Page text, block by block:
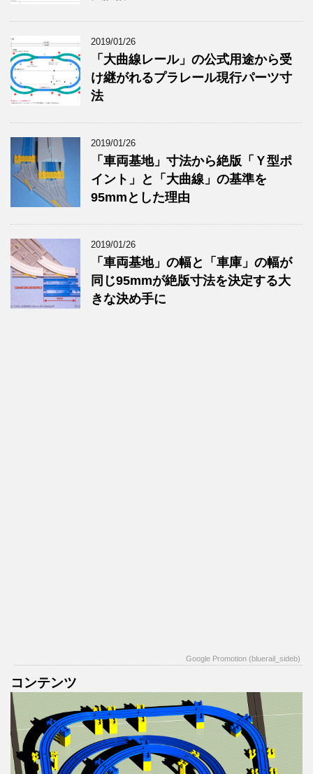
2019/01/26
「大曲線レール」の公式用途から受
け継がれるプラレール現行パーツ寸
法
2019/01/26
「車両基地」寸法から絶版「Ｙ型ポ
イント」と「大曲線」の基準を
95mmとした理由
2019/01/26
「車両基地」の幅と「車庫」の幅が
同じ95mmが絶版寸法を決定する大
きな決め手に
Google Promotion (bluerail_sideb)
コンテンツ